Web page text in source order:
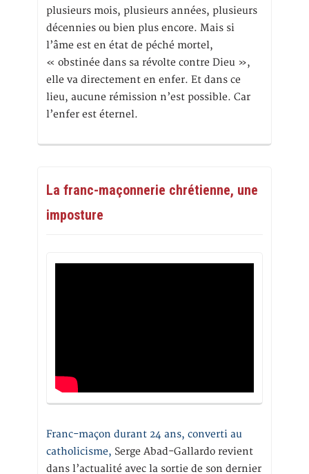
plusieurs mois, plusieurs années, plusieurs
décennies ou bien plus encore. Mais si
l’âme est en état de péché mortel,
« obstinée dans sa révolte contre Dieu »,
elle va directement en enfer. Et dans ce
lieu, aucune rémission n’est possible. Car
l’enfer est éternel.
La franc-maçonnerie chrétienne, une
imposture
Franc-maçon durant 24 ans, converti au
catholicisme, Serge Abad-Gallardo revient
dans l’actualité avec la sortie de son dernier